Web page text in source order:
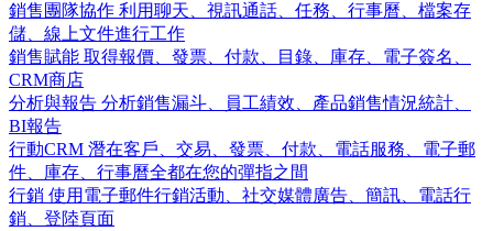
銷售團隊協作 利用聊天、視訊通話、任務、行事曆、檔案存
儲、線上文件進行工作
銷售賦能 取得報價、發票、付款、目錄、庫存、電子簽名、
CRM商店
分析與報告 分析銷售漏斗、員工績效、產品銷售情況統計、
BI報告
行動CRM 潛在客戶、交易、發票、付款、電話服務、電子郵
件、庫存、行事曆全都在您的彈指之間
行銷 使用電子郵件行銷活動、社交媒體廣告、簡訊、電話行
銷、登陸頁面